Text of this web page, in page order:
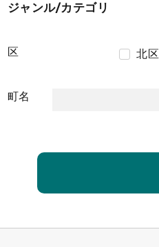
ジャンル/カテゴリ
区 北区
町名